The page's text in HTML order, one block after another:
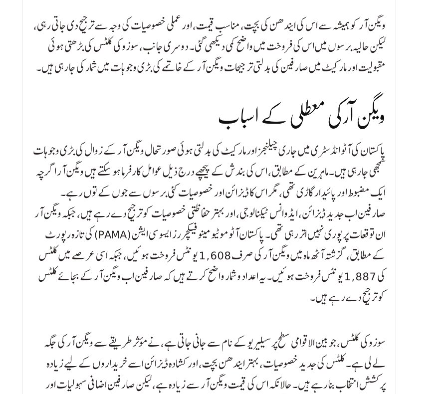
ویگن آر کو ہمیشہ سے اس کی ایندھن کی بچت، مناسب قیمت، اور عملی خصوصیات کی وجہ سے ترجیح دی جاتی رہی،
لیکن حالیہ برسوں میں اس کی فروخت میں واضح کمی دیکھی گئی۔ دوسری جانب، سوزوکی کلٹس کی بڑھتی ہوئی
مقبولیت اور مارکیٹ میں صارفین کی بدلتی ترجیحات ویگن آر کے خاتمے کی بڑی وجوہات میں شمار کی جا رہی ہیں۔
ویگن آر کی معطلی کے اسباب
پاکستان کی آٹو انڈسٹری میں جاری چیلنجز اور مارکیٹ کی بدلتی ہوئی صورتحال ویگن آر کے زوال کی بڑی وجوہات
سمجھی جا رہی ہیں۔ ماہرین کے مطابق، اس کی بندش کے پیچھے درج ذیل عوامل کارفرما ہو سکتے ہیں ویگن آر اگرچہ
ایک مضبوط اور پائیدار گاڑی تھی، مگر اس کا ڈیزائن اور خصوصیات کئی برسوں سے جوں کے توں رہے۔
صارفین اب جدید ڈیزائن، ایڈوانس ٹیکنالوجی، اور بہتر حفاظتی خصوصیات کو ترجیح دے رہے ہیں، جبکہ ویگن آر
ان توقعات پر پوری نہیں اتر رہی تھی۔ پاکستان آٹوموٹیو مینوفیکچررز ایسوسی ایشن (PAMA) کی تازہ رپورٹ
کے مطابق، گزشتہ آٹھ ماہ میں ویگن آر کی صرف 1,608 یونٹس فروخت ہوئیں، جبکہ اسی عرصے میں کلٹس
کی 1,887 یونٹس فروخت ہوئیں۔ یہ اعداد و شمار واضح کرتے ہیں کہ صارفین اب ویگن آر کے بجائے کلٹس
کو ترجیح دے رہے ہیں۔
سوزوکی کلٹس، جو بین الاقوامی سطح پر سیلیریو کے نام سے جانی جاتی ہے، نے مؤثر طریقے سے ویگن آر کی جگہ
لے لی ہے۔ کلٹس کی جدید خصوصیات، بہتر ایندھن بچت، اور کشادہ ڈیزائن اسے خریداروں کے لیے زیادہ
پرکشش انتخاب بنا رہے ہیں۔ حالانکہ اس کی قیمت ویگن آر سے زیادہ ہے، لیکن صارفین اضافی سہولیات اور